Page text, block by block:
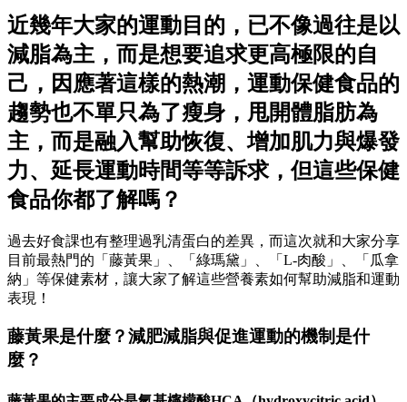
近幾年大家的運動目的，已不像過往是以
減脂為主，而是想要追求更高極限的自
己，因應著這樣的熱潮，運動保健食品的
趨勢也不單只為了瘦身，甩開體脂肪為
主，而是融入幫助恢復、增加肌力與爆發
力、延長運動時間等等訴求，但這些保健
食品你都了解嗎？
過去好食課也有整理過乳清蛋白的差異，而這次就和大家分享
目前最熱門的「藤黃果」、「綠瑪黛」、「L-肉酸」、「瓜拿
納」等保健素材，讓大家了解這些營養素如何幫助減脂和運動
表現！
藤黃果是什麼？減肥減脂與促進運動的機制是什
麼？